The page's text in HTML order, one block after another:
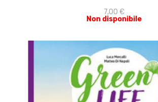
7,00 €
Non disponibile